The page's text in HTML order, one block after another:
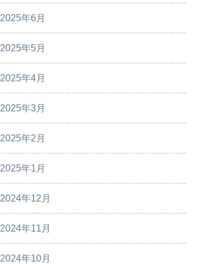
2025年6月
2025年5月
2025年4月
2025年3月
2025年2月
2025年1月
2024年12月
2024年11月
2024年10月